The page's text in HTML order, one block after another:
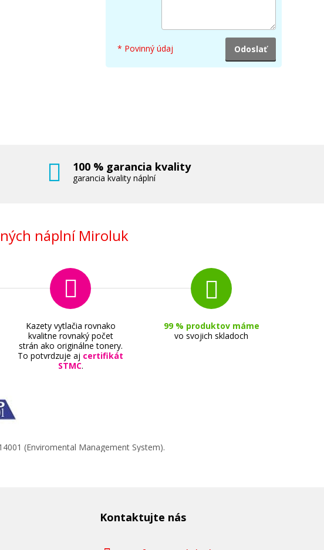
* Povinný údaj
100 % garancia kvality
garancia kvality náplní
náplní Miroluk
Kazety vytlačia rovnako
kvalitne rovnaký počet
strán ako originálne tonery.
To potvrdzuje aj certifikát
STMC.
99 % produktov máme
vo svojich skladoch
(Enviromental Management System).
Kontaktujte nás